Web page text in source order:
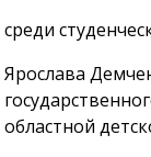
среди
Ярослава
областной